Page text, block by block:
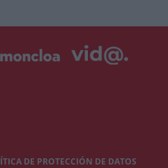
DE PROTECCIÓN DE DATOS